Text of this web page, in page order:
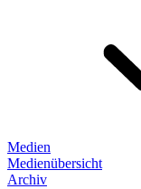
Medien
Medienübersicht
Archiv